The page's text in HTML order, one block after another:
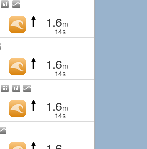
1.6m
14s
1.6m
14s
1.6m
14s